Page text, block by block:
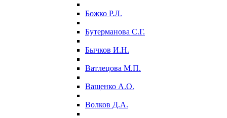
Божко Р.Л.
Бутерманова С.Г.
Бычков И.Н.
Ватлецова М.П.
Ващенко А.О.
Волков Д.А.